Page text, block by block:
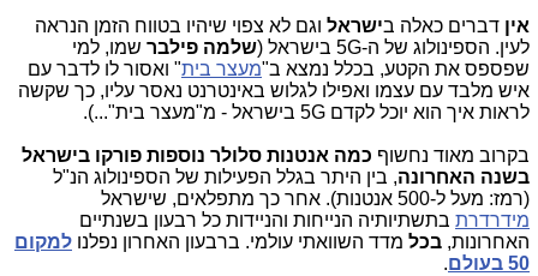
אין דברים כאלה בישראל וגם לא צפוי שיהיו בטווח הזמן הנראה
לעין. הספינולוג של ה-5G בישראל (
שלמה פילבר שמו, למי
שפספס את הקטע, בכלל נמצא ב"מעצר בית" ואסור לו לדבר עם
איש מלבד עם עצמו ואפילו לגלוש באינטרנט נאסר עליו, כך שקשה
לראות איך הוא יוכל לקדם 5G בישראל - מ"מעצר בית"...).
בקרוב מאוד נחשוף כמה אנטנות סלולר נוספות פורקו בישראל
בשנה האחרונה, בין היתר בגלל הפעילות של הספינולוג הנ"ל
(רמז: מעל ל-500 אנטנות). אחר כך מתפלאים, שישראל
מידרדרת בתשתיותיה הנייחות והניידות כל רבעון בשנתיים
האחרונות, בכל מדד השוואתי עולמי. ברבעון האחרון נפלנו למקום
50 בעולם
.